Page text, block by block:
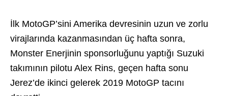
İlk MotoGP’sini Amerika devresinin uzun ve zorlu
virajlarında kazanmasından üç hafta sonra,
Monster Enerjinin sponsorluğunu yaptığı Suzuki
takımının pilotu Alex Rins, geçen hafta sonu
Jerez’de ikinci gelerek 2019 MotoGP tacını